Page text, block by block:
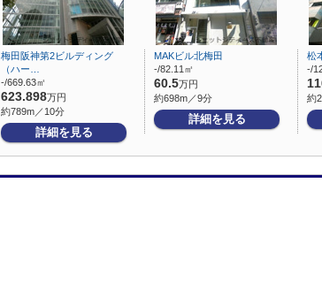
梅田阪神第2ビルディング
（ハー…
-/669.63㎡
623.898万円
約789m／10分
詳細を見る
MAKビル北梅田
-/82.11㎡
60.5万円
約698m／9分
詳細を見る
松
-/
約